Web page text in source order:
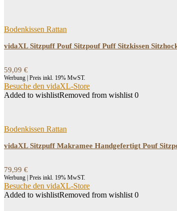
Bodenkissen Rattan
vidaXL Sitzpuff Pouf Sitzpouf Puff Sitzkissen
59,09 €
Werbung | Preis inkl. 19% MwST.
Besuche den vidaXL-Store
Added to wishlistRemoved from wishlist 0
Bodenkissen Rattan
vidaXL Sitzpuff Makramee Handgefertigt Pouf
79,99 €
Werbung | Preis inkl. 19% MwST.
Besuche den vidaXL-Store
Added to wishlistRemoved from wishlist 0